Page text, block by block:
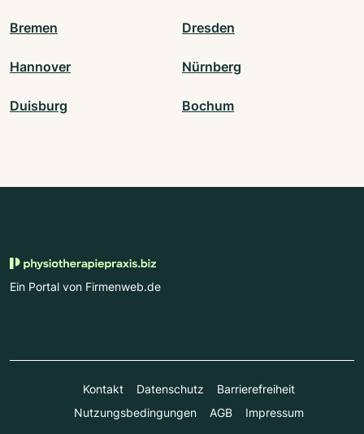
Bremen Dresden
Hannover Nürnberg
Duisburg Bochum
Ein Portal von Firmenweb.de
Kontakt Datenschutz
Barrierefreiheit
Nutzungsbedingungen
AGB Impressum